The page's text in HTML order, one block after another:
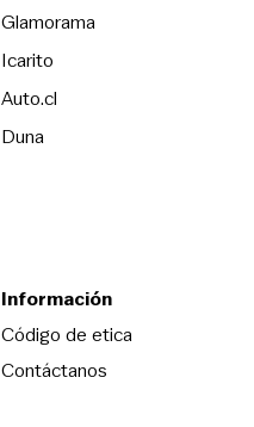
Glamorama
Icarito
Auto.cl
DunaOpens in new window
Información
Código de eticaOpens in new
Contáctanos